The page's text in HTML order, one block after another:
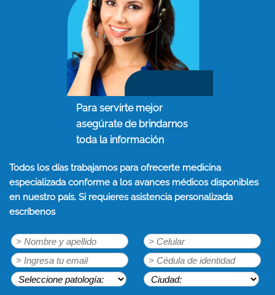
Para servirte mejor
asegúrate de brindarnos
toda la información
Todos los días trabajamos para ofrecerte medicina
especializada conforme a los avances médicos disponibles
en nuestro país. Si requieres asistencia personalizada
escríbenos